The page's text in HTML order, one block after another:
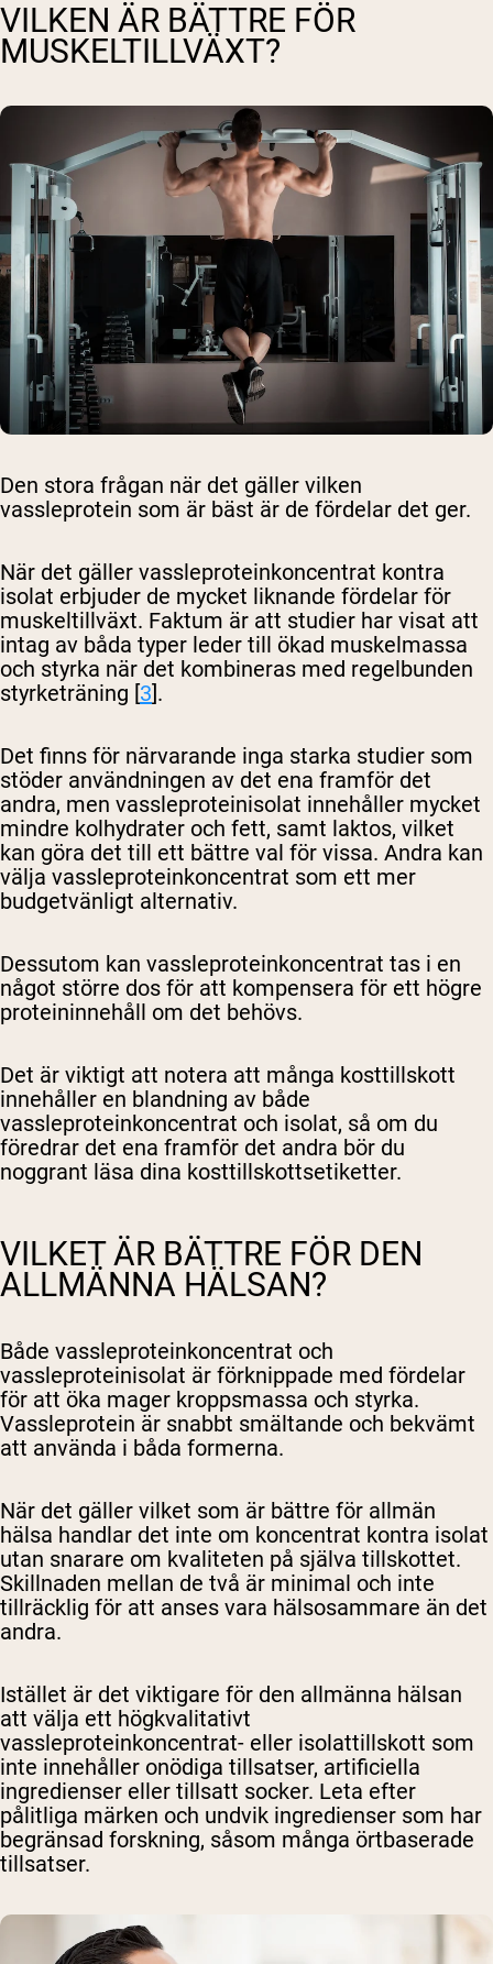
VILKEN ÄR BÄTTRE FÖR
MUSKELTILLVÄXT?
Den stora frågan när det gäller vilken
vassleprotein som är bäst är de fördelar det ger.
När det gäller vassleproteinkoncentrat kontra
isolat erbjuder de mycket liknande fördelar för
muskeltillväxt. Faktum är att studier har visat att
intag av båda typer leder till ökad muskelmassa
och styrka när det kombineras med regelbunden
styrketräning [3].
Det finns för närvarande inga starka studier som
stöder användningen av det ena framför det
andra, men vassleproteinisolat innehåller mycket
mindre kolhydrater och fett, samt laktos, vilket
kan göra det till ett bättre val för vissa. Andra kan
välja vassleproteinkoncentrat som ett mer
budgetvänligt alternativ.
Dessutom kan vassleproteinkoncentrat tas i en
något större dos för att kompensera för ett högre
proteininnehåll om det behövs.
Det är viktigt att notera att många kosttillskott
innehåller en blandning av både
vassleproteinkoncentrat och isolat, så om du
föredrar det ena framför det andra bör du
noggrant läsa dina kosttillskottsetiketter.
VILKET ÄR BÄTTRE FÖR DEN
ALLMÄNNA HÄLSAN?
Både vassleproteinkoncentrat och
vassleproteinisolat är förknippade med fördelar
för att öka mager kroppsmassa och styrka.
Vassleprotein är snabbt smältande och bekvämt
att använda i båda formerna.
När det gäller vilket som är bättre för allmän
hälsa handlar det inte om koncentrat kontra isolat
utan snarare om kvaliteten på själva tillskottet.
Skillnaden mellan de två är minimal och inte
tillräcklig för att anses vara hälsosammare än det
andra.
Istället är det viktigare för den allmänna hälsan
att välja ett högkvalitativt
vassleproteinkoncentrat- eller isolattillskott som
inte innehåller onödiga tillsatser, artificiella
ingredienser eller tillsatt socker. Leta efter
pålitliga märken och undvik ingredienser som har
begränsad forskning, såsom många örtbaserade
tillsatser.
Shipping Country: Language:
Handla Nu